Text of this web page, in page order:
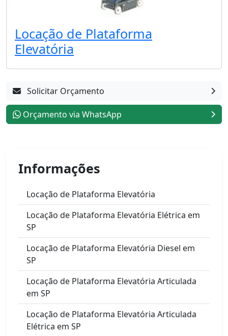
Locação de Plataforma
Elevatória
Solicitar Orçamento
Orçamento via WhatsApp
Informações
Locação de Plataforma Elevatória
Locação de Plataforma Elevatória Elétrica em
SP
Locação de Plataforma Elevatória Diesel em
SP
Locação de Plataforma Elevatória Articulada
em SP
Locação de Plataforma Elevatória Articulada
Elétrica em SP